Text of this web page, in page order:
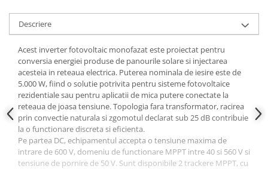
Cabluri energie joasa tensiune -
aluminiu
Cabluri aluminiu armat
Cabluri aluminiu coaxial
bransament
Cabluri aluminiu nearmat
Cabluri aluminiu tip Enel
Cabluri aluminiu torsadat/aerian
Cabluri energie joasa tensiune -
cupru
Descriere
Acest inverter fotovoltaic monofazat este proiectat pentru
conversia energiei produse de panourile solare si injectarea
acesteia in reteaua electrica. Puterea nominala de iesire este de
5.000 W, fiind o solutie potrivita pentru sisteme fotovoltaice
rezidentiale sau pentru aplicatii de mica putere conectate la
reteaua de joasa tensiune. Topologia fara transformator, racirea
prin convectie naturala si zgomotul declarat sub 25 dB contribuie
la o functionare discreta si eficienta.
Pe partea DC, echipamentul accepta o tensiune maxima de
intrare de 600 V, domeniu de functionare MPPT intre 40 si 560 V si
tensiune de pornire de 50 V. Sunt disponibile 2 trackere MPPT, cu